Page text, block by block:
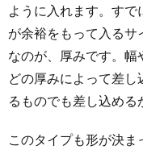
ように入れます。す
が余裕をもって入るサ
なのが、厚みです。幅
どの厚みによって差
るものでも差し込める
このタイプも形が決ま